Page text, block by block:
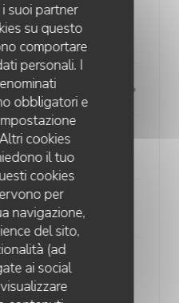
suoi partner
su questo
comportare
personali. I
obbligatori e
cookies
il tuo
cookies
per
navigazione,
del sito,
(ad
ai social
lait des Pouilles
EUR
alla Bolognese*
égrené de bœuf’ carottes,
de pecorino
moment